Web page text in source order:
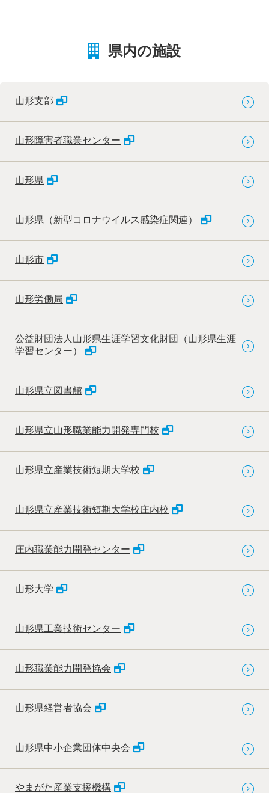
県内の施設
山形支部
山形障害者職業センター
山形県
山形県（新型コロナウイルス感染症関連）
山形市
山形労働局
公益財団法人山形県生涯学習文化財団（山形県生涯
学習センター）
山形県立図書館
山形県立山形職業能力開発専門校
山形県立産業技術短期大学校
山形県立産業技術短期大学校庄内校
庄内職業能力開発センター
山形大学
山形県工業技術センター
山形職業能力開発協会
山形県経営者協会
山形県中小企業団体中央会
やまがた産業支援機構